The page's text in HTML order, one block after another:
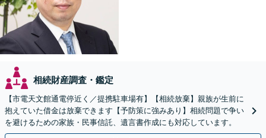
相続財産調査・鑑定
【市電天文館通電停近く／提携駐車場有】【相続放棄】親族が生前に
抱えていた借金は放棄できます【予防策に強みあり】相続問題で争い
を避けるための家族・民事信託、遺言書作成にも対応しています。